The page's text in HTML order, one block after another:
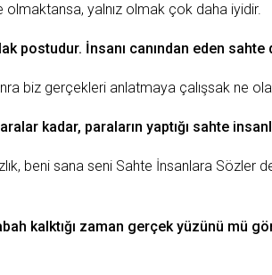
olmaktansa, yalnız olmak çok daha iyidir.
postudur. İnsanı canından eden sahte
biz gerçekleri anlatmaya çalışsak ne
kadar, paraların yaptığı sahte
beni sana seni Sahte İnsanlara Sözler
kalktığı zaman gerçek yüzünü mü